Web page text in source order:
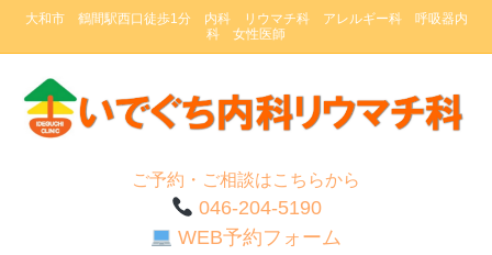
大和市 鶴間駅西口徒歩1分 内科 リウマチ科 アレルギー科 呼吸器内
科 女性医師
ご予約・ご相談はこちらから
046-204-5190
WEB予約フォーム